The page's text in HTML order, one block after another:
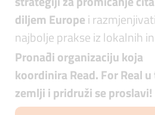
diljem Europei
najbolje prakse iz lokalnih
Pronađi organizaciju koja
koordinira Read. For Real
zemlji i pridruži se proslavi!